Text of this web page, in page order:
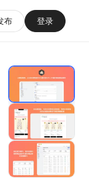
布 登录